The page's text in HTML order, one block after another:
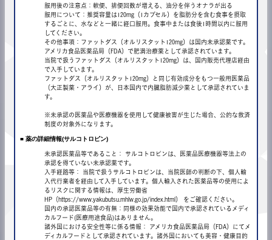
服用後の注意点：軟便、排便回数が増える、油分を伴うオナラが出る
服用について：推奨容量は120mg（1カプセル）を脂肪分を含む食事を摂取
するごとに、水などと一緒に経口服用。食事中または食後1時間以内に服用
してください。
その他事項：ファットダス（オルリスタット120mg）は国内未承認薬です。
アメリカ食品医薬品局（FDA）で肥満治療薬として承認されています。
当院で扱うファットダス（オルリスタット120mg）は、国内販売代理店経由
で入手しています。
ファットダス（オルリスタット120mg）と同じ有効成分をもつ一般用医薬品
（大正製薬・アライ）が、日本国内で内臓脂肪減少薬として承認されていま
す。
※未承認の医薬品や医療機器を使用して健康被害が生じた場合、公的な救済
制度の対象外になります。
■ 薬の詳細情報(サルコトロピン)
未承認医薬品等であること： サルコトロピンは、医薬品医療機器等法上の
承認を得ていない未承認薬です。
入手経路等： 当院で扱うサルコトロピンは、当院医師の判断の下、個人輸
入代行業者を経由して入手しています。個人輸入された医薬品等の使用によ
るリスクに関する情報は、厚生労働省
HP（https://www.yakubutsu.mhlw.go.jp/index.html） をご確認ください。
国内の承認医薬品等の有無：同様の効果効能で国内で承認されているメディ
カルフード(医療用途食品)はありません。
諸外国における安全性等に係る情報： アメリカ食品医薬品局（FDA）にてメ
ディカルフードとして承認されています。諸外国においても美容・健康目的